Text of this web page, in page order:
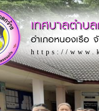
เทศบาลตำบ
อำเภอหนองเรือ
https://